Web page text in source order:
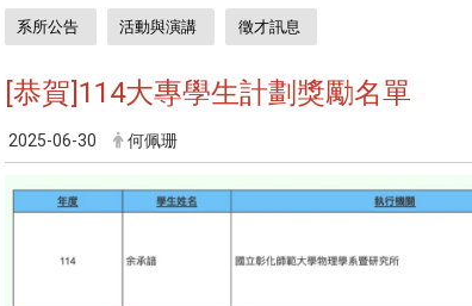
系所公告 活動與演講 徵才訊息
[恭賀]114大專學生計劃獎勵名單
2025-06-30 何佩珊